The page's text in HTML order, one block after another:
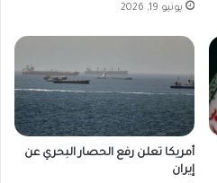
يونيو 19, 2026
أمريكا تعلن رفع الحصار البحري عن
إيران